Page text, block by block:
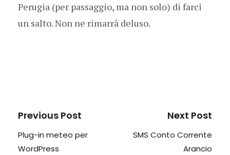
Perugia (per passaggio, ma non solo) di farci
un salto. Non ne rimarrà deluso.
Previous Post
Plug-in meteo per
WordPress
Next Post
SMS Conto Corrente
Arancio